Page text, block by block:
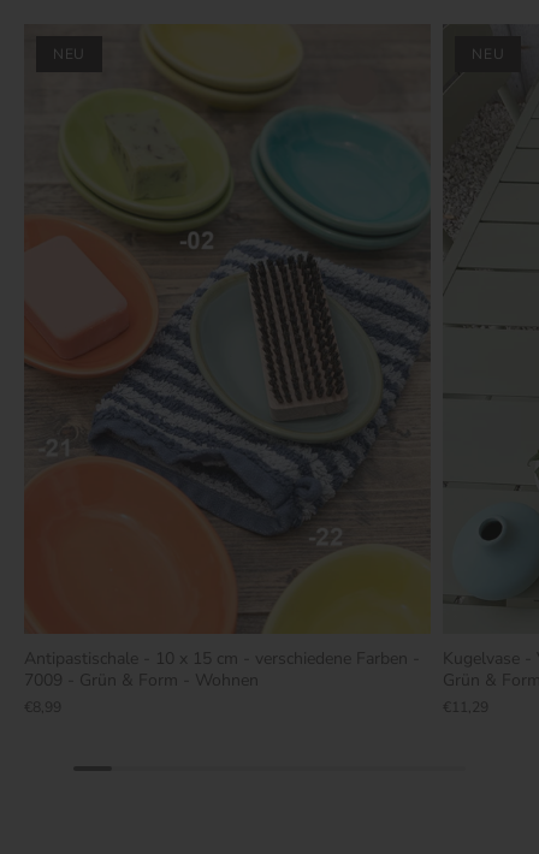
NEU
Antipastischale - 10 x 15 cm - verschiedene Farben -
7009 - Grün & Form - Wohnen
€8,99
NEU
Kugelvase
Grün &
€11,29